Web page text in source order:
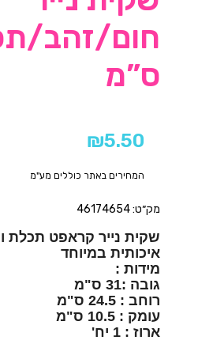
ס”מ
₪5.50
המחירים באתר כוללים מע"מ
מק״ט: 46174654
ארוז : 1 יח'